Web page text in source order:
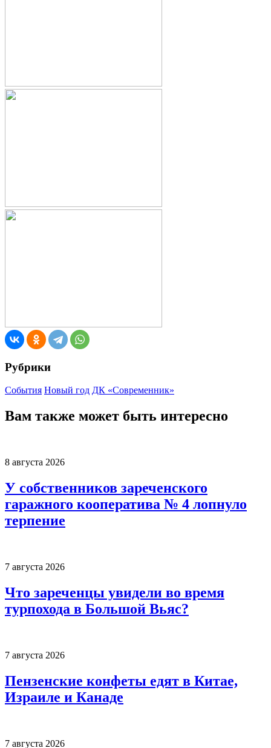
Рубрики
События Новый год ДК «Современник»
Вам также может быть интересно
8 августа 2026
У собственников зареченского
гаражного кооператива № 4 лопнуло
терпение
7 августа 2026
Что зареченцы увидели во время
турпохода в Большой Вьяс?
7 августа 2026
Пензенские конфеты едят в Китае,
Израиле и Канаде
7 августа 2026